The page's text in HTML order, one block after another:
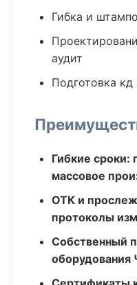
Гибка и
аудит
Подготовка кд
Гибкие сроки:
массовое
ОТК и
протоколы
Собственный
оборудования